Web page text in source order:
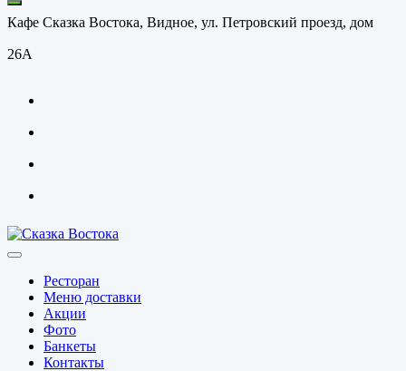
Кафе Сказка Востока, Видное, ул. Петровский проезд, дом
26А
Ресторан
Меню доставки
Акции
Фото
Банкеты
Контакты